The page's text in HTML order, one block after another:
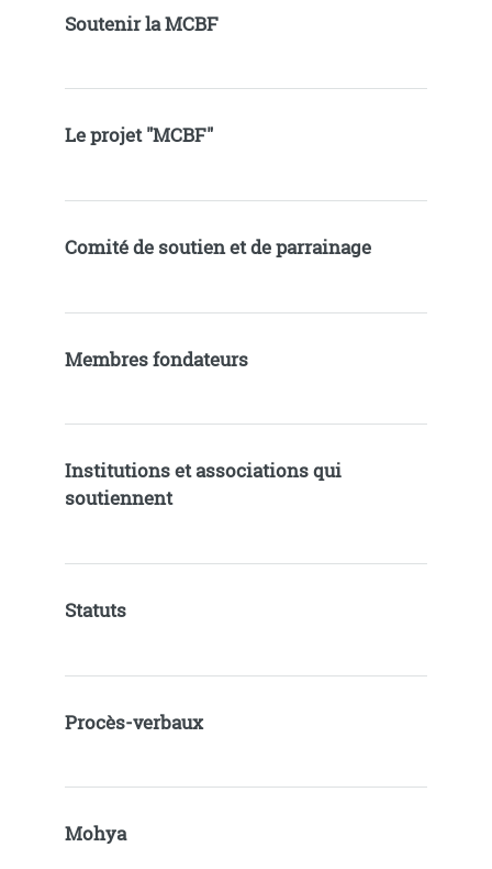
Soutenir la MCBF
Le projet "MCBF"
Comité de soutien et de parrainage
Membres fondateurs
Institutions et associations qui
soutiennent
Statuts
Procès-verbaux
Mohya